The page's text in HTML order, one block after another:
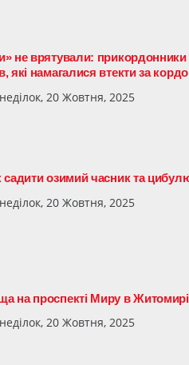
не врятували:
які намагалися втекти за
20 Жовтня, 2025
садити озимий часник та
20 Жовтня, 2025
на проспекті Миру в
20 Жовтня, 2025